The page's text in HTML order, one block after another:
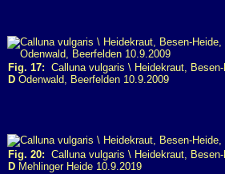
Fig. 17: Calluna vulgaris \ Heidekraut, Besen-
D Odenwald, Beerfelden 10.9.2009
Fig. 20: Calluna vulgaris \ Heidekraut, Besen-
D Mehlinger Heide 10.9.2019